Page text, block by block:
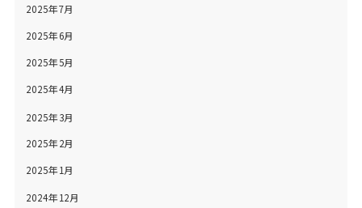
2025年7月
2025年6月
2025年5月
2025年4月
2025年3月
2025年2月
2025年1月
2024年12月